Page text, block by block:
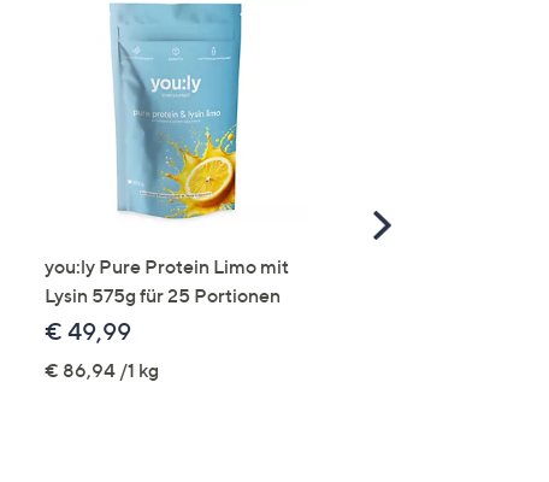
you:ly Pure Protein Limo mit
Lysin 575g für 25 Portionen
€ 49,99
€ 86,94 /1 kg
Scroll